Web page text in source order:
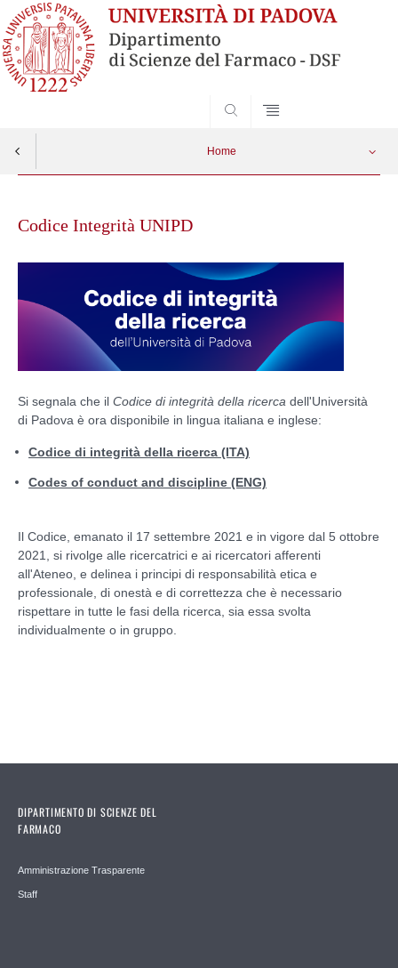
Home
contentCodice Integrità UNIPD
Si segnala che il Codice di integrità della ricerca dell'Università
di Padova è ora disponibile in lingua italiana e inglese:
Codice di integrità della ricerca (ITA)
Codes of conduct and discipline (ENG)
Il Codice, emanato il 17 settembre 2021 e in vigore dal 5 ottobre
2021, si rivolge alle ricercatrici e ai ricercatori afferenti
all'Ateneo, e delinea i principi di responsabilità etica e
professionale, di onestà e di correttezza che è necessario
rispettare in tutte le fasi della ricerca, sia essa svolta
individualmente o in gruppo.
DIPARTIMENTO DI SCIENZE DEL
FARMACO
Amministrazione Trasparente
Staff